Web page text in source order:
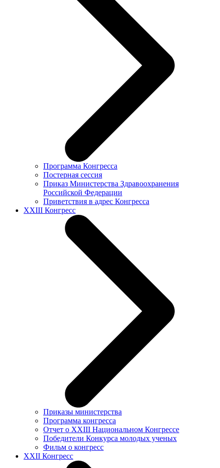
Программа Конгресса
Постерная сессия
Приказ Министерства Здравоохранения
Российской Федерации
Приветствия в адрес Конгресса
XXIII Конгресс
Приказы министерства
Программа конгресса
Отчет о XXIII Национальном Конгрессе
Победители Конкурса молодых ученых
Фильм о конгресс
XXII Конгресс